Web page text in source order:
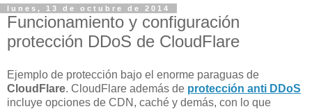
lunes, 13 de octubre de 2014
Funcionamiento y configuración
protección DDoS de CloudFlare
Ejemplo de protección bajo el enorme paraguas de
CloudFlare. CloudFlare además de protección anti DDoS
incluye opciones de CDN, caché y demás, con lo que